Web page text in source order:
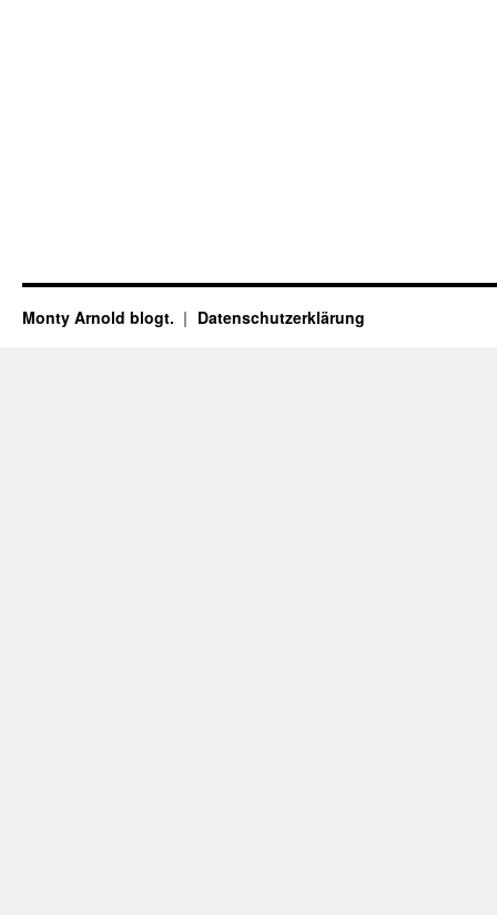
Monty Arnold blogt. Datenschutz­erklärung